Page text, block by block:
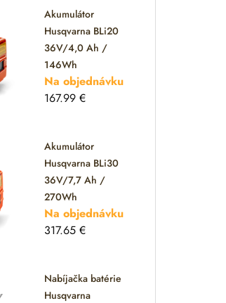
Akumulátor
Husqvarna BLi20
36V/4,0 Ah /
146Wh
Na objednávku
167.99€
Akumulátor
Husqvarna BLi30
36V/7,7 Ah /
270Wh
Na objednávku
317.65€
Nabíjačka batérie
Husqvarna